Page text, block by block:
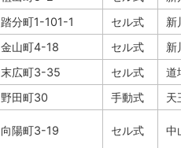
踏分町1-101-1 セル式
新
金山町4-18 セル式
新
末広町3-35 セル式
道
野田町30 手動式 天
向陽町3-19 セル式 中